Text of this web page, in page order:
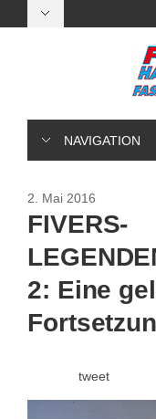
NAVIGATION
2. Mai 2016
FIVERS-
2: Eine
tweet